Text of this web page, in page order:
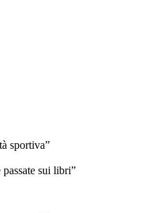
sportiva”
sui libri”